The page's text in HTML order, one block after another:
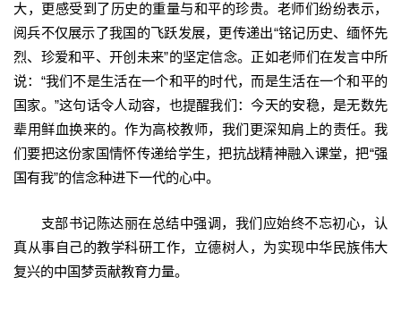
大，更感受到了历史的重量与和平的珍贵。老师们纷纷表示，
阅兵不仅展示了我国的飞跃发展，更传递出“铭记历史、缅怀先
烈、珍爱和平、开创未来”的坚定信念。正如老师们在发言中所
说：“我们不是生活在一个和平的时代，而是生活在一个和平的
国家。”这句话令人动容，也提醒我们：今天的安稳，是无数先
辈用鲜血换来的。作为高校教师，我们更深知肩上的责任。我
们要把这份家国情怀传递给学生，把抗战精神融入课堂，把“强
国有我”的信念种进下一代的心中。
支部书记陈达丽在总结中强调，我们应始终不忘初心，认
真从事自己的教学科研工作，立德树人，为实现中华民族伟大
复兴的中国梦贡献教育力量。